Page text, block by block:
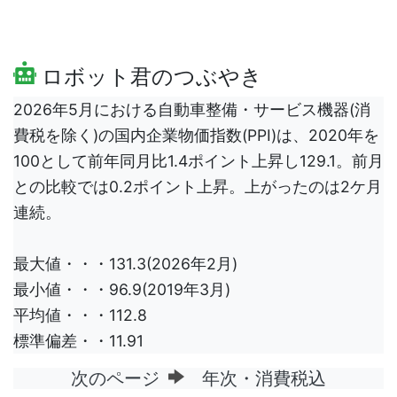
ロボット君のつぶやき
2026年5月における自動車整備・サービス機器(消
費税を除く)の国内企業物価指数(PPI)は、2020年を
100として前年同月比1.4ポイント上昇し129.1。前月
との比較では0.2ポイント上昇。上がったのは2ケ月
連続。
最大値・・・131.3(2026年2月)
最小値・・・96.9(2019年3月)
平均値・・・112.8
標準偏差・・11.91
次のページ 年次・消費税込